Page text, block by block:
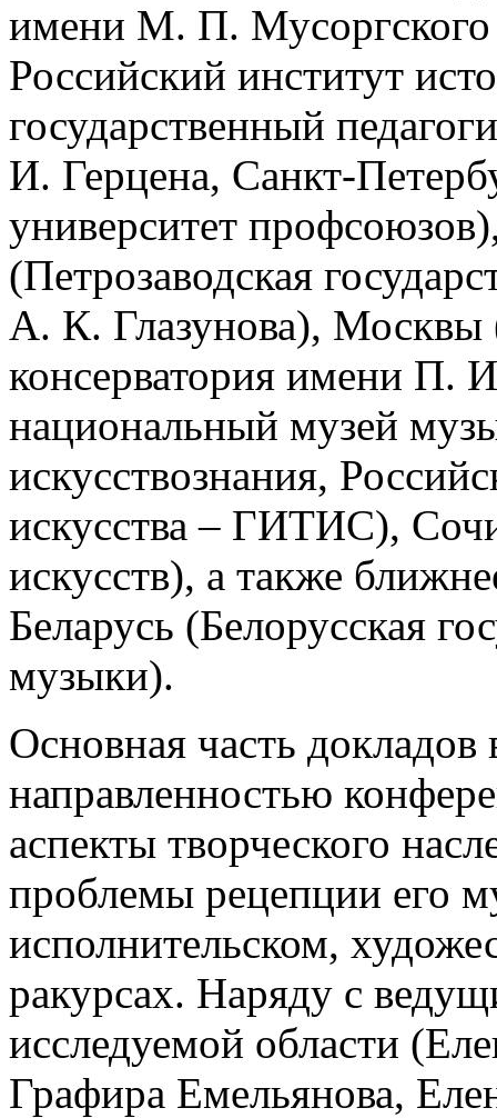
имени М. П. Мусоргского
Российский институт
государственный
И. Герцена, Санкт-
университет
(Петрозаводская
А. К. Глазунова), Москвы
консерватория имени П.
национальный музей
искусствознания,
искусства – ГИТИС),
искусств), а также
Беларусь (Белорусская
музыки).
Основная часть докладов
направленностью
аспекты творческого
проблемы рецепции его
исполнительском,
ракурсах. Наряду с
исследуемой области
Графира Емельянова,